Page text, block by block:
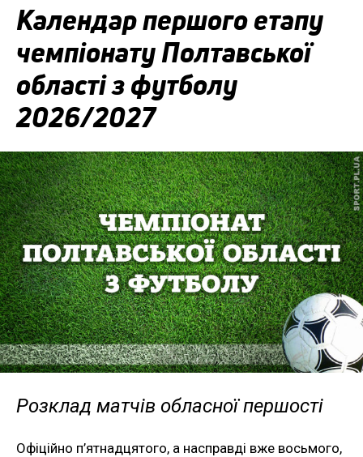
Календар першого етапу
чемпіонату Полтавської
області з футболу
2026/2027
Розклад матчів обласної першості
Офіційно п’ятнадцятого, а насправді вже восьмого,